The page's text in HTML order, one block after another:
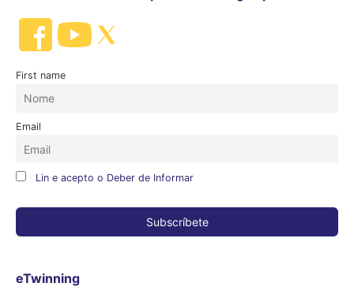
First name
Email
Lin e acepto o Deber de Informar
eTwinning